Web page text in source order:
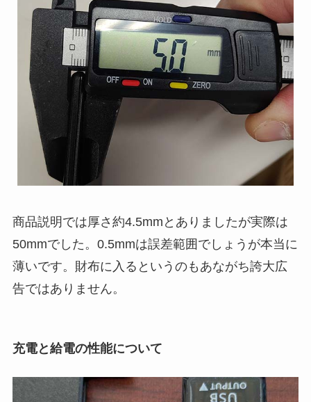
商品説明では厚さ約4.5mmとありましたが実際は
50mmでした。0.5mmは誤差範囲でしょうが本当に
薄いです。財布に入るというのもあながち誇大広
告ではありません。
充電と給電の性能について